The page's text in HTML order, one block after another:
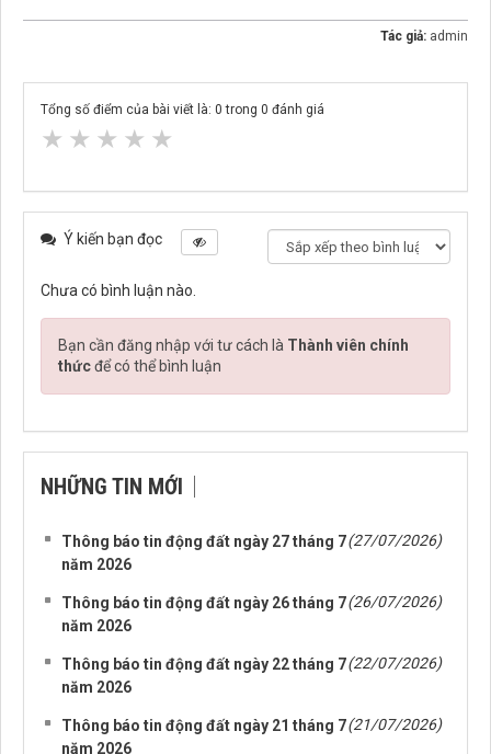
Tác giả: admin
Tổng số điểm của bài viết là: 0 trong 0 đánh giá
★ ★ ★ ★ ★
Ý kiến bạn đọc
Chưa có bình luận nào.
Bạn cần đăng nhập với tư cách là Thành viên chính
thứcđể có thể bình luận
NHỮNG TIN MỚI
Thông báo tin động đất ngày 27 tháng 7
năm 2026
(27/07/2026)
Thông báo tin động đất ngày 26 tháng 7
năm 2026
(26/07/2026)
Thông báo tin động đất ngày 22 tháng 7
năm 2026
(22/07/2026)
Thông báo tin động đất ngày 21 tháng 7
năm 2026
(21/07/2026)